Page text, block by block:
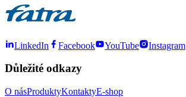
LinkedIn Facebook YouTube Instagram
Důležité odkazy
O násProduktyKontaktyE-shop